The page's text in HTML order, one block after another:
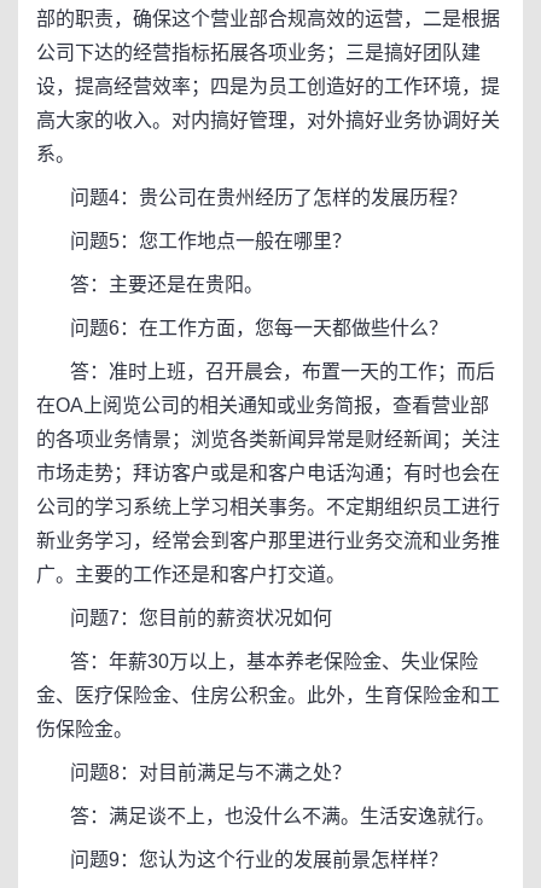
部的职责，确保这个营业部合规高效的运营，二是根据
公司下达的经营指标拓展各项业务；三是搞好团队建
设，提高经营效率；四是为员工创造好的工作环境，提
高大家的收入。对内搞好管理，对外搞好业务协调好关
系。
问题4：贵公司在贵州经历了怎样的发展历程？
问题5：您工作地点一般在哪里？
答：主要还是在贵阳。
问题6：在工作方面，您每一天都做些什么？
答：准时上班，召开晨会，布置一天的工作；而后
在OA上阅览公司的相关通知或业务简报，查看营业部
的各项业务情景；浏览各类新闻异常是财经新闻；关注
市场走势；拜访客户或是和客户电话沟通；有时也会在
公司的学习系统上学习相关事务。不定期组织员工进行
新业务学习，经常会到客户那里进行业务交流和业务推
广。主要的工作还是和客户打交道。
问题7：您目前的薪资状况如何
答：年薪30万以上，基本养老保险金、失业保险
金、医疗保险金、住房公积金。此外，生育保险金和工
伤保险金。
问题8：对目前满足与不满之处？
答：满足谈不上，也没什么不满。生活安逸就行。
问题9：您认为这个行业的发展前景怎样样？